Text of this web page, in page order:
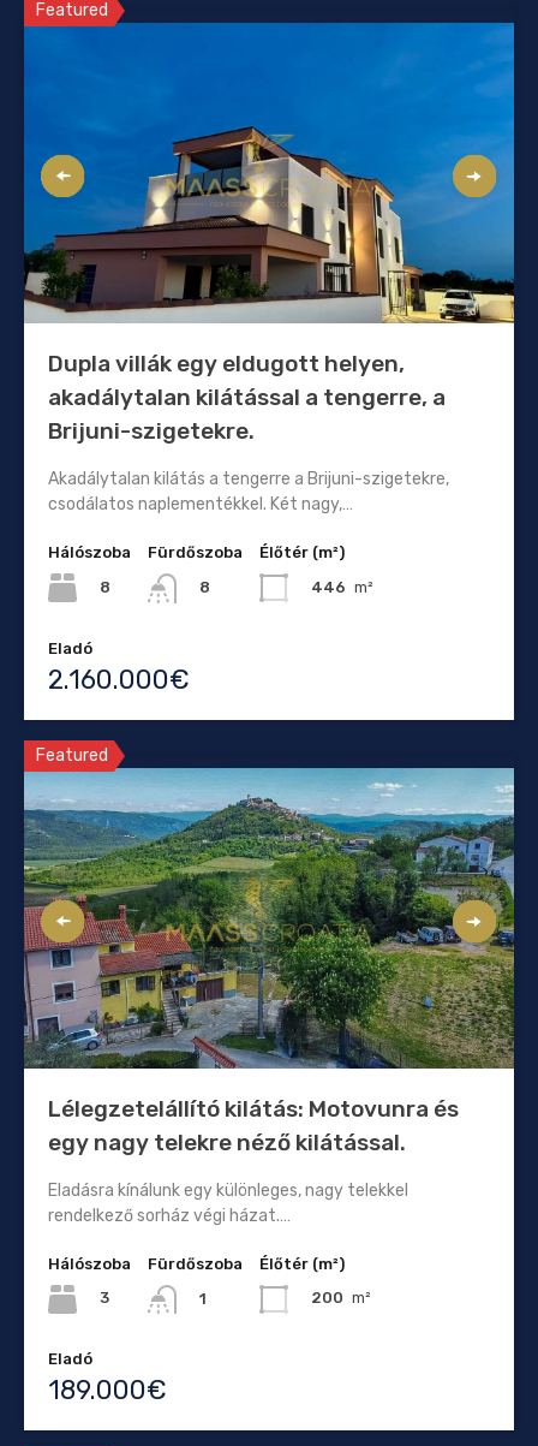
Featured
Dupla villák egy eldugott helyen,
akadálytalan kilátással a tengerre, a
Brijuni-szigetekre.
Akadálytalan kilátás a tengerre a Brijuni-szigetekre,
csodálatos naplementékkel. Két nagy,…
Hálószoba
8
Fürdőszoba
8
Élőtér (m²)
446 m²
Eladó
2.160.000€
Featured
Lélegzetelállító kilátás: Motovunra és
egy nagy telekre néző kilátással.
Eladásra kínálunk egy különleges, nagy telekkel
rendelkező sorház végi házat.…
Hálószoba
3
Fürdőszoba
1
Élőtér (m²)
200 m²
Eladó
189.000€